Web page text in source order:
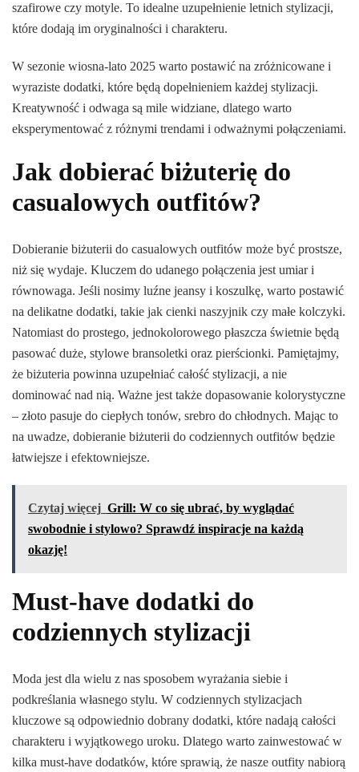
szafirowe czy motyle. To idealne uzupełnienie letnich stylizacji,
które dodają im oryginalności i charakteru.
W sezonie wiosna-lato 2025 warto postawić na zróżnicowane i
wyraziste dodatki, które będą dopełnieniem każdej stylizacji.
Kreatywność i odwaga są mile widziane, dlatego warto
eksperymentować z różnymi trendami i odważnymi połączeniami.
Jak dobierać biżuterię do
casualowych outfitów?
Dobieranie biżuterii do casualowych outfitów może być prostsze,
niż się wydaje. Kluczem do udanego połączenia jest umiar i
równowaga. Jeśli nosimy luźne jeansy i koszulkę, warto postawić
na delikatne dodatki, takie jak cienki naszyjnik czy małe kolczyki.
Natomiast do prostego, jednokolorowego płaszcza świetnie będą
pasować duże, stylowe bransoletki oraz pierścionki. Pamiętajmy,
że biżuteria powinna uzupełniać całość stylizacji, a nie
dominować nad nią. Ważne jest także dopasowanie kolorystyczne
– złoto pasuje do ciepłych tonów, srebro do chłodnych. Mając to
na uwadze, dobieranie biżuterii do codziennych outfitów będzie
łatwiejsze i efektowniejsze.
Czytaj więcej Grill: W co się ubrać, by wyglądać
swobodnie i stylowo? Sprawdź inspiracje na każdą
okazję!
Must-have dodatki do
codziennych stylizacji
Moda jest dla wielu z nas sposobem wyrażania siebie i
podkreślania własnego stylu. W codziennych stylizacjach
kluczowe są odpowiednio dobrany dodatki, które nadają całości
charakteru i wyjątkowego uroku. Dlatego warto zainwestować w
kilka must-have dodatków, które sprawią, że nasze outfity nabiorą